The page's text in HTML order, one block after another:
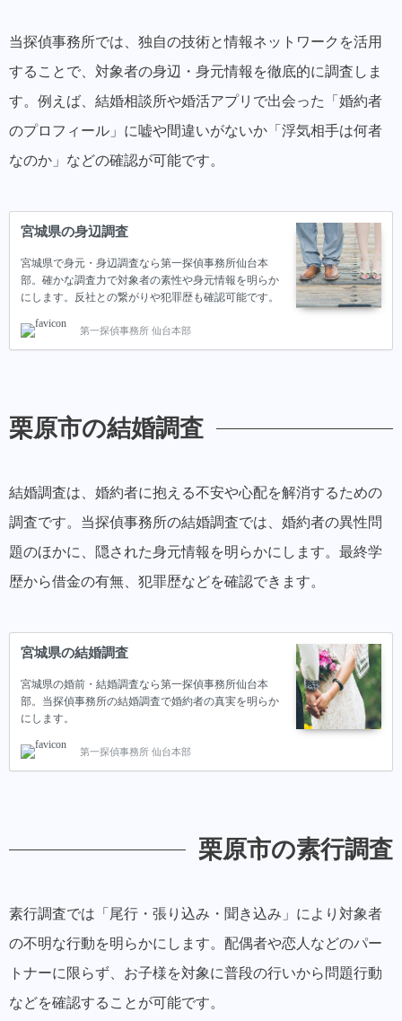
当探偵事務所では、独自の技術と情報ネットワークを活用
することで、対象者の身辺・身元情報を徹底的に調査しま
す。例えば、結婚相談所や婚活アプリで出会った「婚約者
のプロフィール」に嘘や間違いがないか「浮気相手は何者
なのか」などの確認が可能です。
宮城県の身辺調査
宮城県で身元・身辺調査なら第一探偵事務所仙台本
部。確かな調査力で対象者の素性や身元情報を明らか
にします。反社との繋がりや犯罪歴も確認可能です。
第一探偵事務所 仙台本部
栗原市の結婚調査
結婚調査は、婚約者に抱える不安や心配を解消するための
調査です。当探偵事務所の結婚調査では、婚約者の異性問
題のほかに、隠された身元情報を明らかにします。最終学
歴から借金の有無、犯罪歴などを確認できます。
宮城県の結婚調査
宮城県の婚前・結婚調査なら第一探偵事務所仙台本
部。当探偵事務所の結婚調査で婚約者の真実を明らか
にします。
第一探偵事務所 仙台本部
栗原市の素行調査
素行調査では「尾行・張り込み・聞き込み」により対象者
の不明な行動を明らかにします。配偶者や恋人などのパー
トナーに限らず、お子様を対象に普段の行いから問題行動
などを確認することが可能です。